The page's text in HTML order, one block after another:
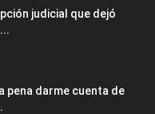
judicial que dejó
pena darme cuenta de